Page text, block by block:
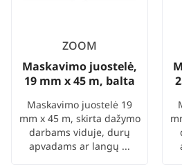
ZOOM
Maskavimo juostelė,
19 mm x 45 m, balta
Maskavimo juostelė 19
mm x 45 m, skirta dažymo
darbams viduje, durų
apvadams ar langų ...